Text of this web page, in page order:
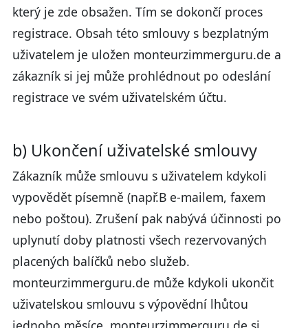
který je zde obsažen. Tím se dokončí proces
registrace. Obsah této smlouvy s bezplatným
uživatelem je uložen monteurzimmerguru.de a
zákazník si jej může prohlédnout po odeslání
registrace ve svém uživatelském účtu.
b) Ukončení uživatelské smlouvy
Zákazník může smlouvu s uživatelem kdykoli
vypovědět písemně (např.B e-mailem, faxem
nebo poštou). Zrušení pak nabývá účinnosti po
uplynutí doby platnosti všech rezervovaných
placených balíčků nebo služeb.
monteurzimmerguru.de může kdykoli ukončit
uživatelskou smlouvu s výpovědní lhůtou